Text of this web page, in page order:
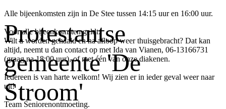
Protestantse
gemeente 'De
Stroom'
Alle bijeenkomsten zijn in De Stee tussen 14:15 uur en 16:00 uur.
Voor alle bijeenkomsten geldt:
Wilt u worden gehaald en na afloop weer thuisgebracht? Dat kan
altijd, neemt u dan contact op met Ida van Vianen, 06-13166731
(graag na 18:00 uur), of met één van onze diakenen.
Iedereen is van harte welkom! Wij zien er in ieder geval weer naar
uit!
Team Seniorenontmoeting.